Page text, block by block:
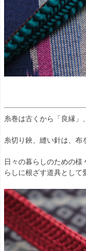
糸巻は古くから「良縁」
糸切り鋏、縫い針は、布
日々の暮らしのための様
らしに根ざす道具として